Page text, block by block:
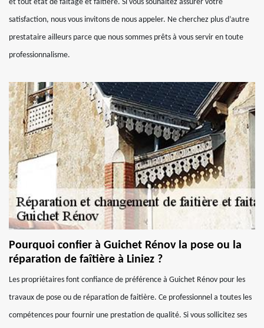
et tout état de faitage et faitière. Si vous souhaitez assurer votre
satisfaction, nous vous invitons de nous appeler. Ne cherchez plus d’autre
prestataire ailleurs parce que nous sommes prêts à vous servir en toute
professionnalisme.
Pourquoi confier à Guichet Rénov la pose ou la
réparation de faîtière à Liniez ?
Les propriétaires font confiance de préférence à Guichet Rénov pour les
travaux de pose ou de réparation de faitière. Ce professionnel a toutes les
compétences pour fournir une prestation de qualité. Si vous sollicitez ses